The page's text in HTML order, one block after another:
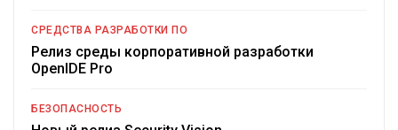
СРЕДСТВА РАЗРАБОТКИ ПО
Релиз среды корпоративной разработки
OpenIDE Pro
БЕЗОПАСНОСТЬ